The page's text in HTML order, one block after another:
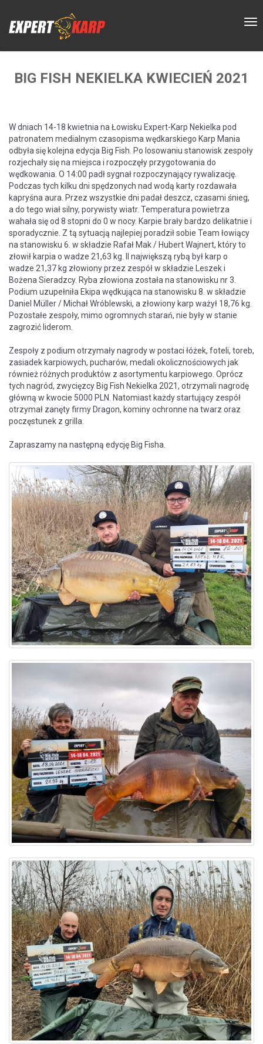
BIG FISH NEKIELKA KWIECIEŃ 2021
W dniach 14-18 kwietnia na Łowisku Expert-Karp Nekielka pod
patronatem medialnym czasopisma wędkarskiego Karp Mania
odbyła się kolejna edycja Big Fish. Po losowaniu stanowisk zespoły
rozjechały się na miejsca i rozpoczęły przygotowania do
wędkowania. O 14:00 padł sygnał rozpoczynający rywalizację.
Podczas tych kilku dni spędzonych nad wodą karty rozdawała
kapryśna aura. Przez wszystkie dni padał deszcz, czasami śnieg,
a do tego wiał silny, porywisty wiatr. Temperatura powietrza
wahała się od 8 stopni do 0 w nocy. Karpie brały bardzo delikatnie i
sporadycznie. Z tą sytuacją najlepiej poradził sobie Team łowiący
na stanowisku 6. w składzie Rafał Mak / Hubert Wajnert, który to
złowił karpia o wadze 21,63 kg. II największą rybą był karp o
wadze 21,37 kg złowiony przez zespół w składzie Leszek i
Bożena Sieradzcy. Ryba złowiona została na stanowisku nr 3.
Podium uzupełniła Ekipa wędkująca na stanowisku 8. w składzie
Daniel Müller / Michał Wróblewski, a złowiony karp ważył 18,76 kg.
Pozostałe zespoły, mimo ogromnych starań, nie były w stanie
zagrozić liderom.
Zespoły z podium otrzymały nagrody w postaci łóżek, foteli, toreb,
zasiadek karpiowych, pucharów, medali okolicznościowych jak
również różnych produktów z asortymentu karpiowego. Oprócz
tych nagród, zwycięzcy Big Fish Nekielka 2021, otrzymali nagrodę
główną w kwocie 5000 PLN. Natomiast każdy startujący zespół
otrzymał zanęty firmy Dragon, kominy ochronne na twarz oraz
poczęstunek z grilla.
Zapraszamy na następną edycję Big Fisha.